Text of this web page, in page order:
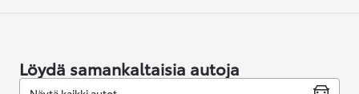
Löydä samankaltaisia autoja